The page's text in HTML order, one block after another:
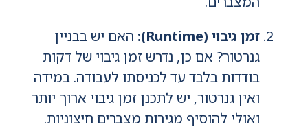
זמן גיבוי (Runtime):
האם יש בבניין
גנרטור? אם כן, נדרש זמן גיבוי של דקות
בודדות בלבד עד לכניסתו לעבודה. במידה
ואין גנרטור, יש לתכנן זמן גיבוי ארוך יותר
ואולי להוסיף מגירות מצברים חיצוניות.